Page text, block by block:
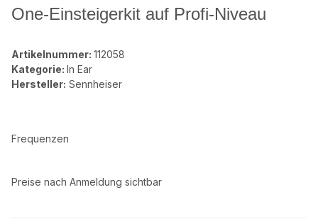
One-Einsteigerkit auf Profi-Niveau
Artikelnummer: 112058
Kategorie: In Ear
Hersteller: Sennheiser
Frequenzen
Preise nach Anmeldung sichtbar